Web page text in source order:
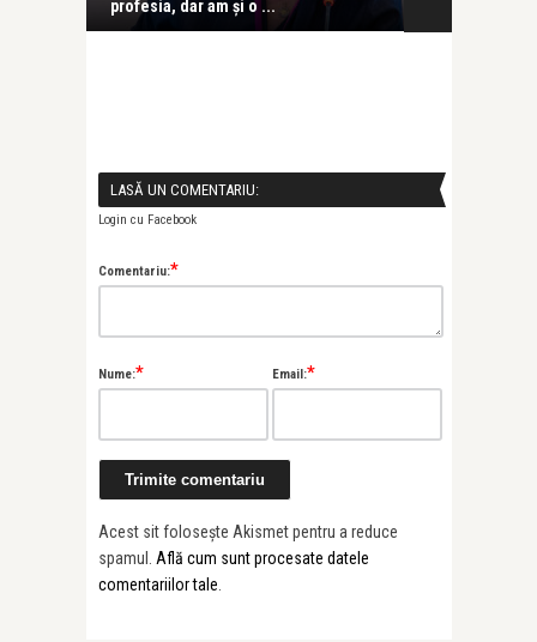
venit exact când tre ...
LASĂ UN COMENTARIU:
Login cu Facebook
Comentariu:*
Nume:* Email:*
Acest sit folosește Akismet pentru a reduce
spamul. Află cum sunt procesate datele
comentariilor tale.